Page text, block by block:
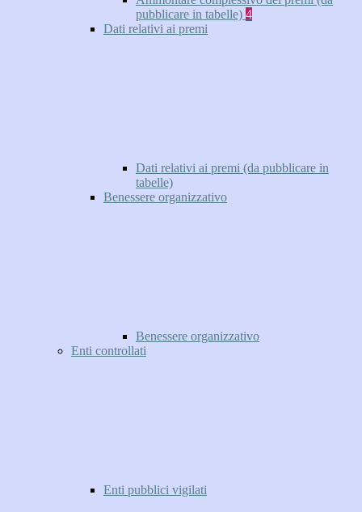
pubblicare in tabelle) 4
Dati relativi ai premi
Dati relativi ai premi (da pubblicare in
tabelle)
Benessere organizzativo
Benessere organizzativo
Enti controllati
Enti pubblici vigilati